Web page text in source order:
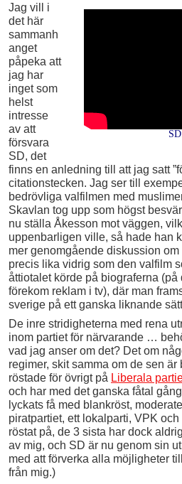
Jag vill i
det här
sammanh
anget
påpeka att
jag har
inget som
helst
intresse
av att
försvara
SD, det
finns en anledning till att jag satt
citationstecken. Jag ser till
bedrövliga valfilmen med
Skavlan tog upp som högst
nu ställa Åkesson mot väggen,
uppenbarligen ville, så hade han
mer genomgående diskussion
precis lika vidrig som den valfilm
åttiotalet körde på biograferna (på
förekom reklam i tv), där man
sverige på ett ganska liknande
De inre stridigheterna med rena
inom partiet för närvarande …
vad jag anser om det? Det om
regimer, skit samma om de sen
röstade för övrigt på Liberala
och har med det ganska fåtal
lyckats få med blankröst,
piratpartiet, ett lokalparti, VPK
röstat på, de 3 sista har dock
av mig, och SD är nu genom sin
med att förverka alla möjligheter
från mig.)